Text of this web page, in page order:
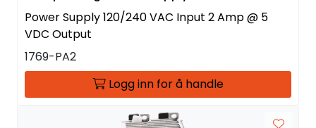
Power Supply 120/240 VAC Input 2 Amp @ 5
VDC Output
1769-PA2
Logg inn for å handle